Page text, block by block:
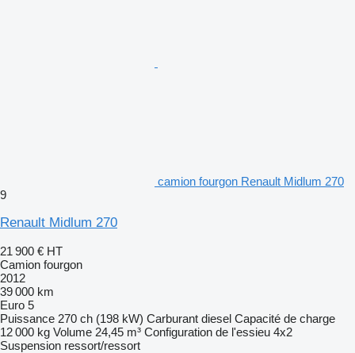
camion fourgon Renault Midlum 270
9
Renault Midlum 270
21 900 € HT
Camion fourgon
2012
39 000 km
Euro 5
Puissance 270 ch (198 kW) Carburant diesel Capacité de charge
12 000 kg Volume 24,45 m³ Configuration de l'essieu 4x2
Suspension ressort/ressort